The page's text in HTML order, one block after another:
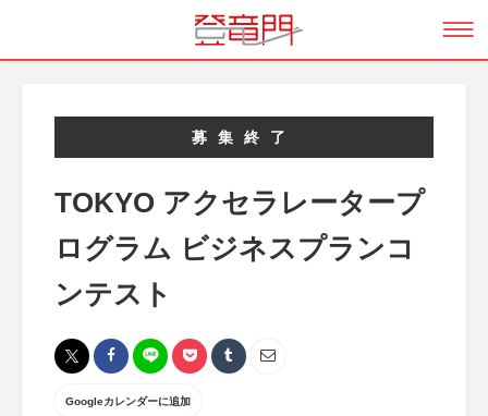
募集終了
TOKYO アクセラレータープ
ログラム ビジネスプランコ
ンテスト
Googleカレンダーに追加